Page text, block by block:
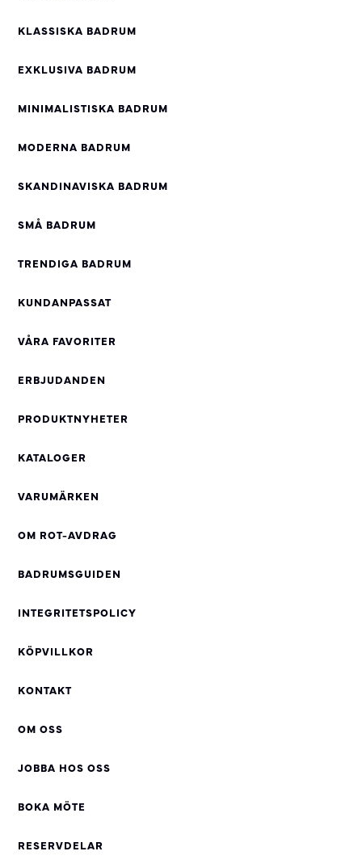
KLASSISKA BADRUM
EXKLUSIVA BADRUM
MINIMALISTISKA BADRUM
MODERNA BADRUM
SKANDINAVISKA BADRUM
SMÅ BADRUM
TRENDIGA BADRUM
KUNDANPASSAT
VÅRA FAVORITER
ERBJUDANDEN
PRODUKTNYHETER
KATALOGER
VARUMÄRKEN
OM ROT-AVDRAG
BADRUMSGUIDEN
INTEGRITETSPOLICY
KÖPVILLKOR
KONTAKT
OM OSS
JOBBA HOS OSS
BOKA MÖTE
RESERVDELAR